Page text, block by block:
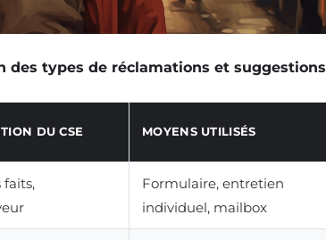
des types de réclamations et suggestions
DU CSE MOYENS UTILISÉS
faits,
Formulaire, entretien
individuel, mailbox